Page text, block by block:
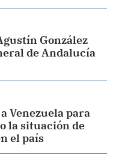
González
de Andalucía
Venezuela para
la situación de
el país